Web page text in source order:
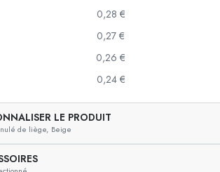
0,28 €
0,27 €
0,26 €
0,24 €
LE PRODUIT
de liège, Beige